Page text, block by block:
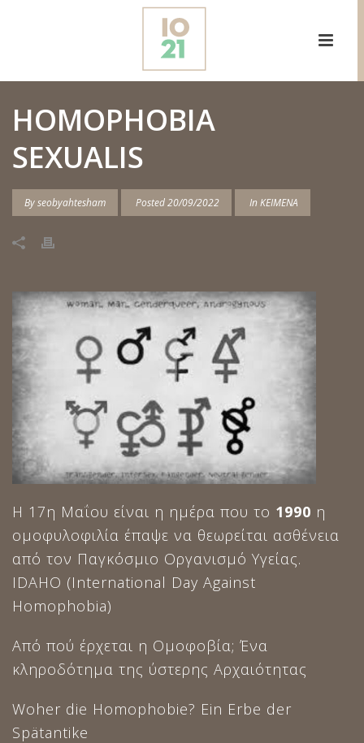
HOMOPHOBIA
SEXUALIS
Byseobyahtesham Posted20/09/2022 InΚΕΙΜΕΝΑ
Η 17η Μαΐου είναι η ημέρα που το 1990 η
ομοφυλοφιλία έπαψε να θεωρείται ασθένεια
από τον Παγκόσμιο Οργανισμό Υγείας.
IDAHO (International Day Against
Homophobia)
Από πού έρχεται η Ομοφοβία; Ένα
κληροδότημα της ύστερης Αρχαιότητας
Woher die Homophobie? Ein Erbe der
Spätantike